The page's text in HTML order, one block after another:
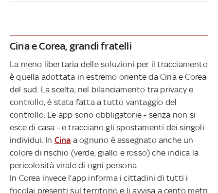
Cina e Corea, grandi fratelli
La meno libertaria delle soluzioni per il tracciamento
è quella adottata in estremo oriente da Cina e Corea
del sud. La scelta, nel bilanciamento tra privacy e
controllo, è stata fatta a tutto vantaggio del
controllo. Le app sono obbligatorie - senza non si
esce di casa - e tracciano gli spostamenti dei singoli
individui. In Cina a ognuno è assegnato anche un
colore di rischio (verde, giallo e rosso) che indica la
pericolosità virale di ogni persona.
In Corea invece l’app informa i cittadini di tutti i
focolai presenti sul territorio e li avvisa a cento metri